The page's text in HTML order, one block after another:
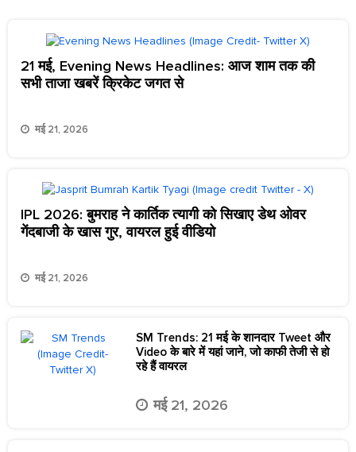
21 मई, Evening News Headlines: आज शाम तक की
सभी ताजा खबरें क्रिकेट जगत से
मई 21, 2026
IPL 2026: बुमराह ने कार्तिक त्यागी को सिखाए डेथ ओवर
गेंदबाजी के खास गुर, वायरल हुई वीडियो
मई 21, 2026
SM Trends: 21 मई के शानदार Tweet और
Video के बारे में यहां जाने, जो काफी तेजी से हो
रहे हैं वायरल
मई 21, 2026